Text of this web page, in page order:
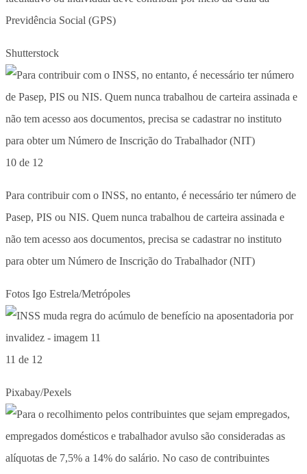
Previdência Social (GPS)
Shutterstock
10 de 12
Para contribuir com o INSS, no entanto, é necessário ter número de
Pasep, PIS ou NIS. Quem nunca trabalhou de carteira assinada e
não tem acesso aos documentos, precisa se cadastrar no instituto
para obter um Número de Inscrição do Trabalhador (NIT)
Fotos Igo Estrela/Metrópoles
11 de 12
Pixabay/Pexels